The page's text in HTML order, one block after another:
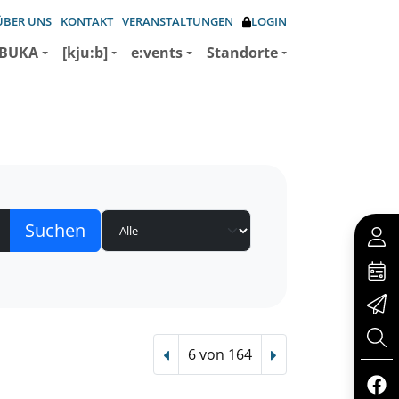
UNS KONTAKT VERANSTALTUNGEN LOGIN
[kju:b] e:vents Standorte
Vorheriger Treffer
6 von 164 Nächster Treffer